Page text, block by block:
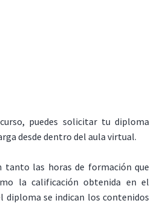
puedes solicitar tu diploma
desde dentro del aula virtual.
tanto las horas de formación que
la calificación obtenida en el
diploma se indican los contenidos